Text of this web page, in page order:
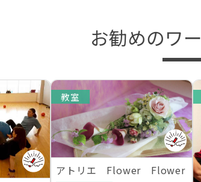
お勧めのワ
教室
アトリエ Flower Flower